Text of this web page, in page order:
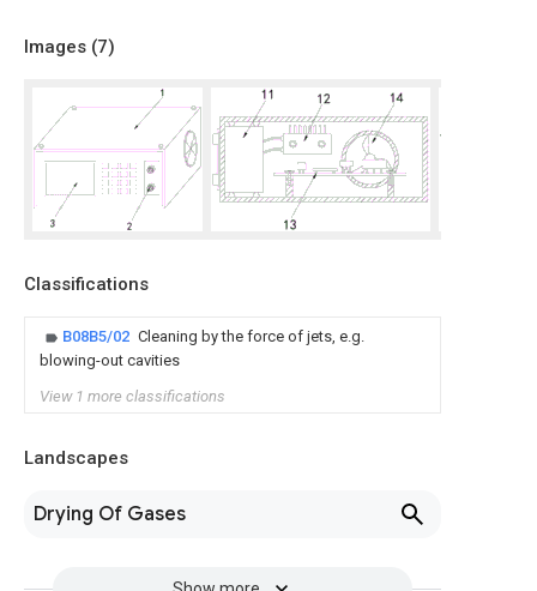
Images (7)
Classifications
B08B5/02 Cleaning by the force of jets, e.g.
blowing-out cavities
View 1 more classifications
Landscapes
Drying Of Gases